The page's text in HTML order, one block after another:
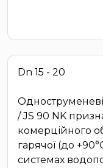
Dn 15 - 20
Одноструменеві
/ JS 90 NK
комерційного
гарячої (до
системах